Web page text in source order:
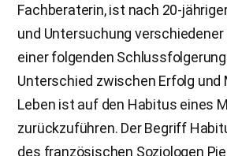
Fachberaterin, ist nach 20-
und Untersuchung
einer folgenden
Unterschied zwischen Erfolg und
Leben ist auf den Habitus eines
zurückzuführen. Der Begriff
des französischen Soziologen